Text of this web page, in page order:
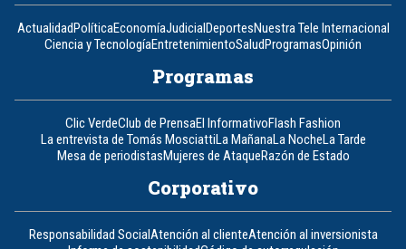
ActualidadPolíticaEconomíaJudicialDeportesNuestra Tele Internacional
Ciencia y TecnologíaEntretenimientoSaludProgramasOpinión
Programas
Clic VerdeClub de PrensaEl InformativoFlash Fashion
La entrevista de Tomás MosciattiLa MañanaLa NocheLa Tarde
Mesa de periodistasMujeres de AtaqueRazón de Estado
Corporativo
Responsabilidad SocialAtención al clienteAtención al inversionista